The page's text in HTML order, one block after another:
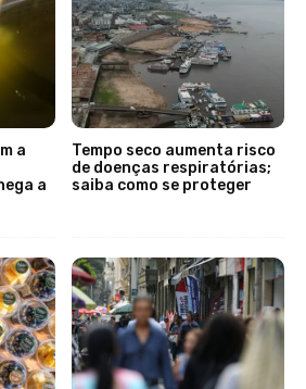
a
a
Tempo seco aumenta risco
de doenças respiratórias;
saiba como se proteger